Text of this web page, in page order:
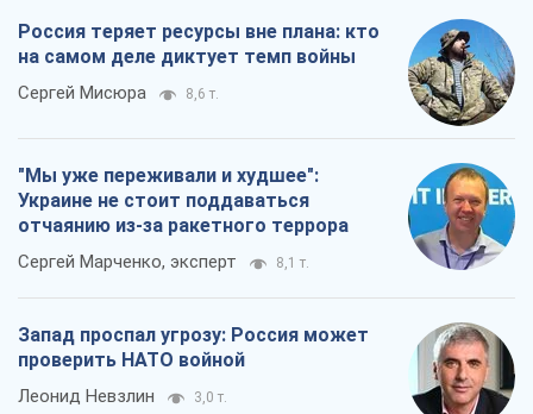
Россия теряет ресурсы вне плана: кто
на самом деле диктует темп войны
Сергей Мисюра 8,6 т.
"Мы уже переживали и худшее":
Украине не стоит поддаваться
отчаянию из-за ракетного террора
Сергей Марченко, эксперт 8,1 т.
Запад проспал угрозу: Россия может
проверить НАТО войной
Леонид Невзлин 3,0 т.